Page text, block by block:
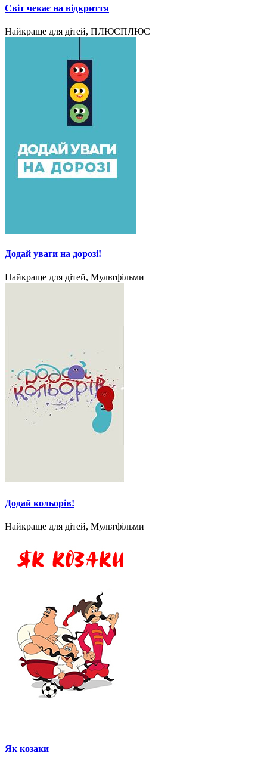
Світ чекає на відкриття
Найкраще для дітей, ПЛЮСПЛЮС
Додай уваги на дорозі!
Найкраще для дітей, Мультфільми
Додай кольорів!
Найкраще для дітей, Мультфільми
Як козаки